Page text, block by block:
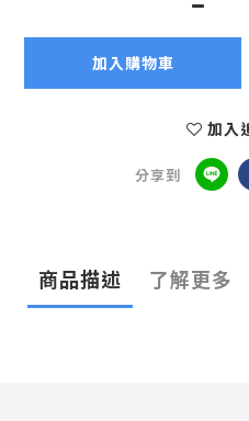
加入購物車
加入
分享到
商品描述 了解更多